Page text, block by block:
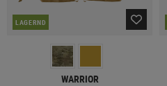
LAGERND
WARRIOR